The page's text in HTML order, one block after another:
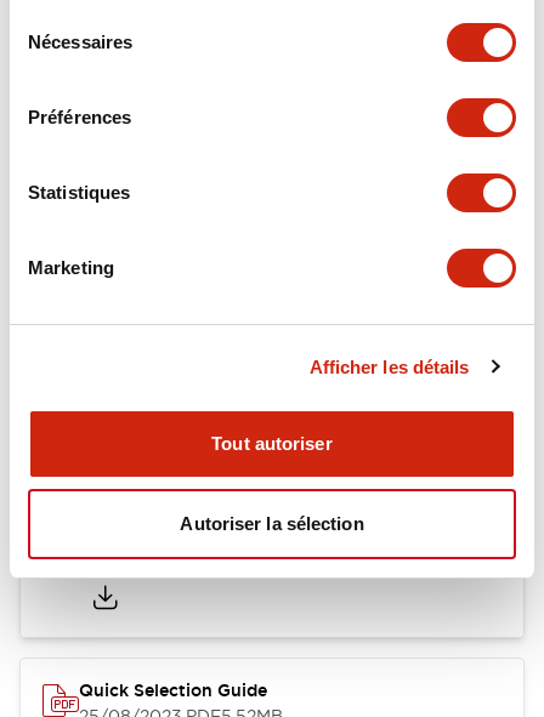
Nécessaires
Préférences
Statistiques
Marketing
Afficher les détails
Tout autoriser
Autoriser la sélection
Tout développer+
Mechanical Specifications
Catalogues Et Brochures Fichiers CAO
04/06/2025.PDF148.84KB
Quick Selection Guide